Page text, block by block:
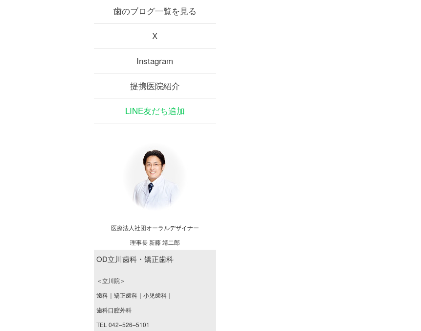
歯のブログ一覧を見る
X
Instagram
提携医院紹介
LINE友だち追加
医療法人社団オーラルデザイナー
理事長 新藤 靖二郎
OD立川歯科・矯正歯科
＜立川院＞
歯科｜矯正歯科｜小児歯科｜
歯科口腔外科
TEL 042–526–5101